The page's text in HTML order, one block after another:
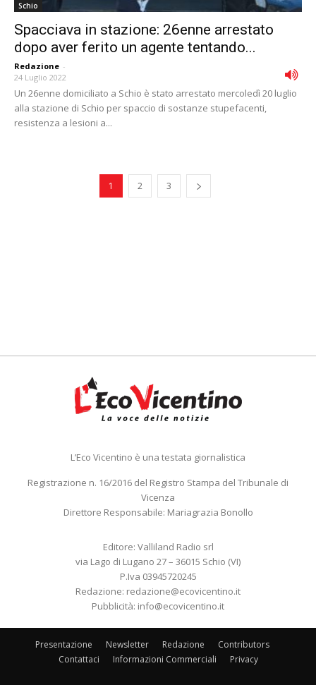
Schio
Spacciava in stazione: 26enne arrestato
dopo aver ferito un agente tentando...
Redazione -
24 Luglio 2022
Un 26enne domiciliato a Schio è stato arrestato mercoledì 20 luglio
alla stazione di Schio per spaccio di sostanze stupefacenti,
resistenza a lesioni a...
1 2 3
L’Eco Vicentino è una testata giornalistica
Registrazione n. 16/2016 del Registro Stampa del Tribunale di
Vicenza
Direttore Responsabile: Mariagrazia Bonollo
Editore: Valliland Radio srl
via Lago di Lugano 27 – 36015 Schio (VI)
P.Iva 03945720245
Redazione: redazione@ecovicentino.it
Pubblicità: info@ecovicentino.it
Presentazione Newsletter Redazione
Contributors
Contattaci
Informazioni Commerciali Privacy